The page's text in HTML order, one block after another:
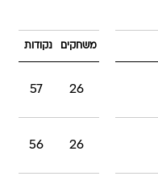
משחקים נקודות
26
57
26
56